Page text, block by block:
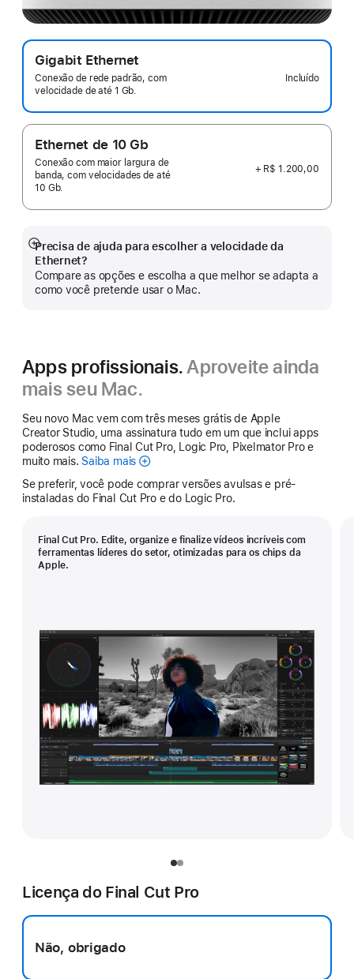
Gigabit Ethernet
Conexão de rede padrão, com
velocidade de até 1 Gb.
Incluído
Ethernet de 10 Gb
Conexão com maior largura de
banda, com velocidades de até
10 Gb.
+ R$ 1.200,00
Precisa de ajuda para escolher a velocidade da
Ethernet?
Compare as opções e escolha a que melhor se adapta a
como você pretende usar o Mac.
Mostrar
mais
Apps profissionais.Aproveite ainda
mais seu Mac.
Seu novo Mac vem com três meses grátis de Apple
Creator Studio, uma assinatura tudo em um que inclui apps
poderosos como Final Cut Pro, Logic Pro, Pixelmator Pro e
muito mais. Saiba mais Apple
Studio
Se preferir, você pode comprar versões avulsas e pré-
instaladas do Final Cut Pro e do Logic Pro.
Final Cut Pro. Edite, organize e finalize vídeos incríveis com
ferramentas líderes do setor, otimizadas para os chips da
Apple.
Licença do Final Cut Pro
Não, obrigado